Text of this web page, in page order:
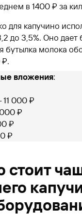
в 1400 ₽ за
для капучино
до 3,5%. Оно дает
бутылка молока
₽.
вложения:
000 ₽
₽
₽
₽
стоит